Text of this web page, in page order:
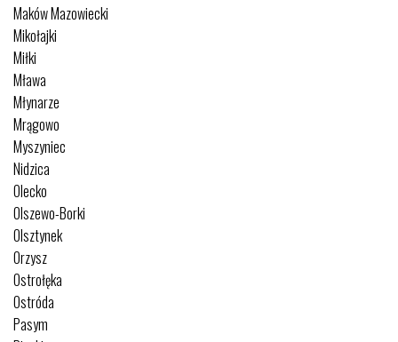
Maków Mazowiecki
Mikołajki
Miłki
Mława
Młynarze
Mrągowo
Myszyniec
Nidzica
Olecko
Olszewo-Borki
Olsztynek
Orzysz
Ostrołęka
Ostróda
Pasym